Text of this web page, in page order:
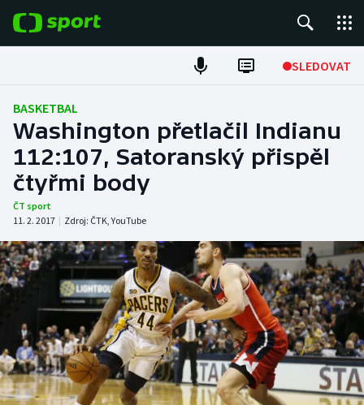
SLEDOVAT
Fotbal
Hokej
Tenis
Atletika
Cyklistika
DALŠÍ SPORTY
Americký fotbal
Baseball a softbal
NEPŘEHLÉDNĚTE
Soutěže
BASKETBAL
Washington přetlačil Indianu
112:107, Satoranský přispěl
čtyřmi body
ČT sport
11. 2. 2017 | Zdroj: ČTK,YouTube